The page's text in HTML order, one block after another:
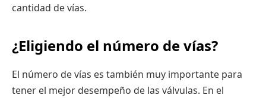
cantidad de vías.
¿Eligiendo el número de vías?
El número de vías es también muy importante para
tener el mejor desempeño de las válvulas. En el